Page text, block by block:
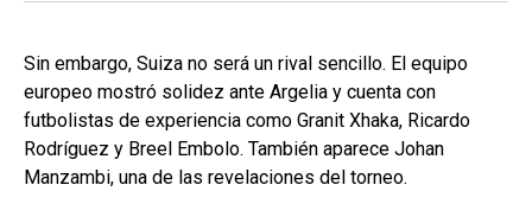
Sin embargo, Suiza no será un rival sencillo. El equipo
europeo mostró solidez ante Argelia y cuenta con
futbolistas de experiencia como Granit Xhaka, Ricardo
Rodríguez y Breel Embolo. También aparece Johan
Manzambi, una de las revelaciones del torneo.